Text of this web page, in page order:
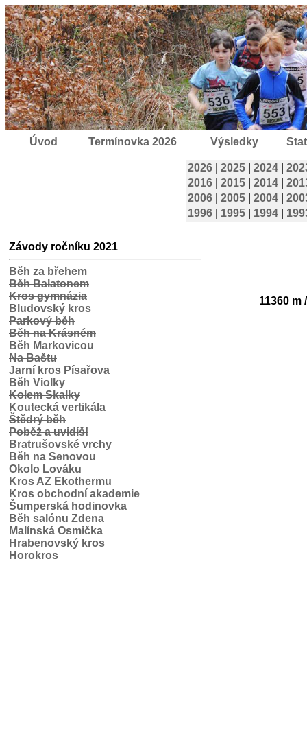
Úvod Termínovka 2026 Výsledky
2026 2025 2024
2016
2015 2014
2006
2005 2004
1996
1995 1994
Závody ročníku 2021
Běh za břehem
Běh Balatonem
Kros gymnázia
Bludovský kros
Parkový běh
Běh na Krásném
Běh Markovicou
Na Baštu
Jarní kros Písařova
Běh Violky
Kolem Skalky
Koutecká vertikála
Štědrý běh
Poběž a uvidíš!
Bratrušovské vrchy
Běh na Senovou
Okolo Lováku
Kros AZ Ekothermu
Kros obchodní akademie
Šumperská hodinovka
Běh salónu Zdena
Malínská Osmička
Hrabenovský kros
Horokros
11360 m